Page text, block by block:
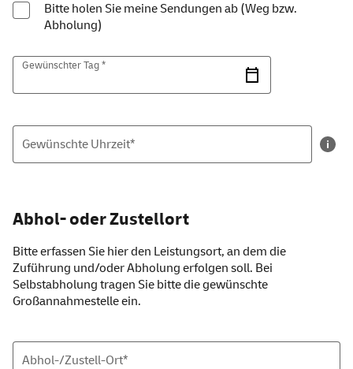
Bitte holen Sie meine Sendungen ab (Weg bzw.
Abholung)
Gewünschter Tag *
Gewünschte Uhrzeit*
Abhol- oder Zustellort
Bitte erfassen Sie hier den Leistungsort, an dem die
Zuführung und/oder Abholung erfolgen soll. Bei
Selbstabholung tragen Sie bitte die gewünschte
Großannahmestelle ein.
Abhol-/Zustell-Ort*